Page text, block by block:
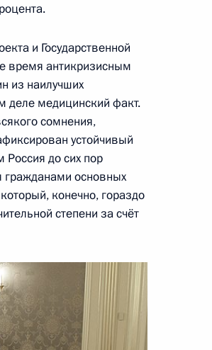
его
и Государственной
время антикризисным
из наилучших
деле медицинский факт.
сомнения,
устойчивый
Россия до сих пор
основных
конечно, гораздо
степени за счёт